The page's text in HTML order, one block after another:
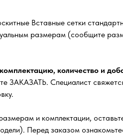
Вставные сетки
размерам (сообщите
количество и
ЗАКАЗАТЬ. Специалист
и комплектации,
Перед заказом